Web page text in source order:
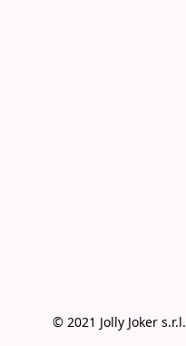
© 2021 Jolly Joker s.r.l.